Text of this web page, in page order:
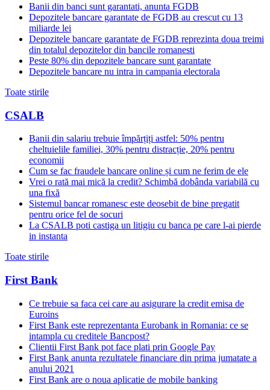
Banii din banci sunt garantati, anunta FGDB
Depozitele bancare garantate de FGDB au crescut cu 13
miliarde lei
Depozitele bancare garantate de FGDB reprezinta doua treimi
din totalul depozitelor din bancile romanesti
Peste 80% din depozitele bancare sunt garantate
Depozitele bancare nu intra in campania electorala
Toate stirile
CSALB
Banii din salariu trebuie împărțiți astfel: 50% pentru
cheltuielile familiei, 30% pentru distracție, 20% pentru
economii
Cum se fac fraudele bancare online și cum ne ferim de ele
Vrei o rată mai mică la credit? Schimbă dobânda variabilă cu
una fixă
Sistemul bancar romanesc este deosebit de bine pregatit
pentru orice fel de socuri
La CSALB poti castiga un litigiu cu banca pe care l-ai pierde
in instanta
Toate stirile
First Bank
Ce trebuie sa faca cei care au asigurare la credit emisa de
Euroins
First Bank este reprezentanta Eurobank in Romania: ce se
intampla cu creditele Bancpost?
Clientii First Bank pot face plati prin Google Pay
First Bank anunta rezultatele financiare din prima jumatate a
anului 2021
First Bank are o noua aplicatie de mobile banking